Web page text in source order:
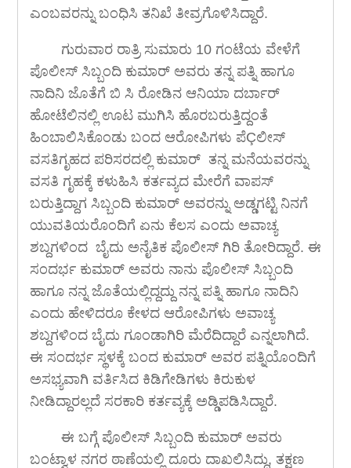
ಎಂಬವರನ್ನು ಬಂಧಿಸಿ ತನಿಖೆ ತೀವ್ರಗೊಳಿಸಿದ್ದಾರೆ.
ಗುರುವಾರ ರಾತ್ರಿ ಸುಮಾರು 10 ಗಂಟೆಯ ವೇಳೆಗೆ
ಪೊಲೀಸ್ ಸಿಬ್ಬಂದಿ ಕುಮಾರ್ ಅವರು ತನ್ನ ಪತ್ನಿ ಹಾಗೂ
ನಾದಿನಿ ಜೊತೆಗೆ ಬಿ ಸಿ ರೋಡಿನ ಆನಿಯಾ ದರ್ಬಾರ್
ಹೋಟೆಲಿನಲ್ಲಿ ಊಟ ಮುಗಿಸಿ ಹೊರಬರುತ್ತಿದ್ದಂತೆ
ಹಿಂಬಾಲಿಸಿಕೊಂಡು ಬಂದ ಆರೋಪಿಗಳು ಪೆÇಲೀಸ್
ವಸತಿಗೃಹದ ಪರಿಸರದಲ್ಲಿ ಕುಮಾರ್ ತನ್ನ ಮನೆಯವರನ್ನು
ವಸತಿ ಗೃಹಕ್ಕೆ ಕಳುಹಿಸಿ ಕರ್ತವ್ಯದ ಮೇರೆಗೆ ವಾಪಸ್
ಬರುತ್ತಿದ್ದಾಗ ಸಿಬ್ಬಂದಿ ಕುಮಾರ್ ಅವರನ್ನು ಅಡ್ಡಗಟ್ಟಿ ನಿನಗೆ
ಯುವತಿಯರೊಂದಿಗೆ ಏನು ಕೆಲಸ ಎಂದು ಅವಾಚ್ಯ
ಶಬ್ದಗಳಿಂದ ಬೈದು ಅನೈತಿಕ ಪೊಲೀಸ್ ಗಿರಿ ತೋರಿದ್ದಾರೆ. ಈ
ಸಂದರ್ಭ ಕುಮಾರ್ ಅವರು ನಾನು ಪೊಲೀಸ್ ಸಿಬ್ಬಂದಿ
ಹಾಗೂ ನನ್ನ ಜೊತೆಯಲ್ಲಿದ್ದದ್ದು ನನ್ನ ಪತ್ನಿ ಹಾಗೂ ನಾದಿನಿ
ಎಂದು ಹೇಳಿದರೂ ಕೇಳದ ಆರೋಪಿಗಳು ಅವಾಚ್ಯ
ಶಬ್ದಗಳಿಂದ ಬೈದು ಗೂಂಡಾಗಿರಿ ಮೆರೆದಿದ್ದಾರೆ ಎನ್ನಲಾಗಿದೆ.
ಈ ಸಂದರ್ಭ ಸ್ಥಳಕ್ಕೆ ಬಂದ ಕುಮಾರ್ ಅವರ ಪತ್ನಿಯೊಂದಿಗೆ
ಅಸಭ್ಯವಾಗಿ ವರ್ತಿಸಿದ ಕಿಡಿಗೇಡಿಗಳು ಕಿರುಕುಳ
ನೀಡಿದ್ದಾರಲ್ಲದೆ ಸರಕಾರಿ ಕರ್ತವ್ಯಕ್ಕೆ ಅಡ್ಡಿಪಡಿಸಿದ್ದಾರೆ.
ಈ ಬಗ್ಗೆ ಪೊಲೀಸ್ ಸಿಬ್ಬಂದಿ ಕುಮಾರ್ ಅವರು
ಬಂಟ್ವಾಳ ನಗರ ಠಾಣೆಯಲ್ಲಿ ದೂರು ದಾಖಲಿಸಿದ್ದು, ತಕ್ಷಣ